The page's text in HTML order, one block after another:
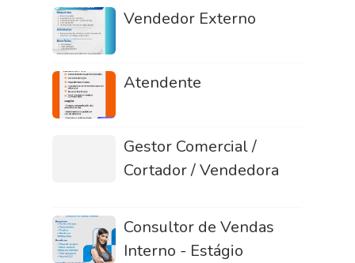
Vendedor Externo
Atendente
Gestor Comercial /
Cortador / Vendedora
Consultor de Vendas
Interno - Estágio